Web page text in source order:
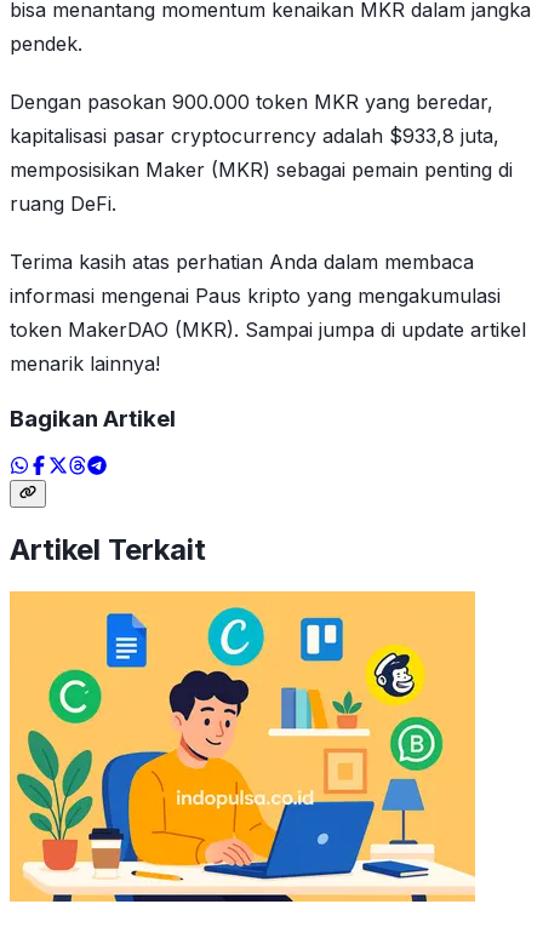
bisa menantang momentum kenaikan MKR dalam jangka
pendek.
Dengan pasokan 900.000 token MKR yang beredar,
kapitalisasi pasar cryptocurrency adalah $933,8 juta,
memposisikan Maker (MKR) sebagai pemain penting di
ruang DeFi.
Terima kasih atas perhatian Anda dalam membaca
informasi mengenai Paus kripto yang mengakumulasi
token MakerDAO (MKR). Sampai jumpa di update artikel
menarik lainnya!
Bagikan Artikel
Artikel Terkait